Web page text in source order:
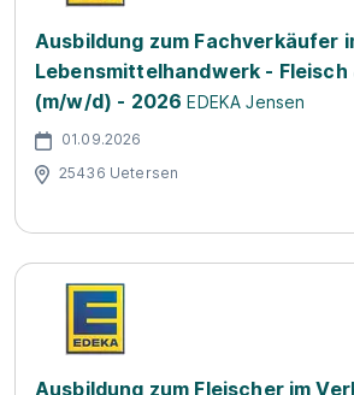
Ausbildung zum Fachverkäufer
Lebensmittelhandwerk - Fleisch
(m/w/d) - 2026 EDEKA Jensen
01.09.2026
25436 Uetersen
Ausbildung zum Fleischer im